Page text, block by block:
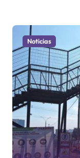
Noticias